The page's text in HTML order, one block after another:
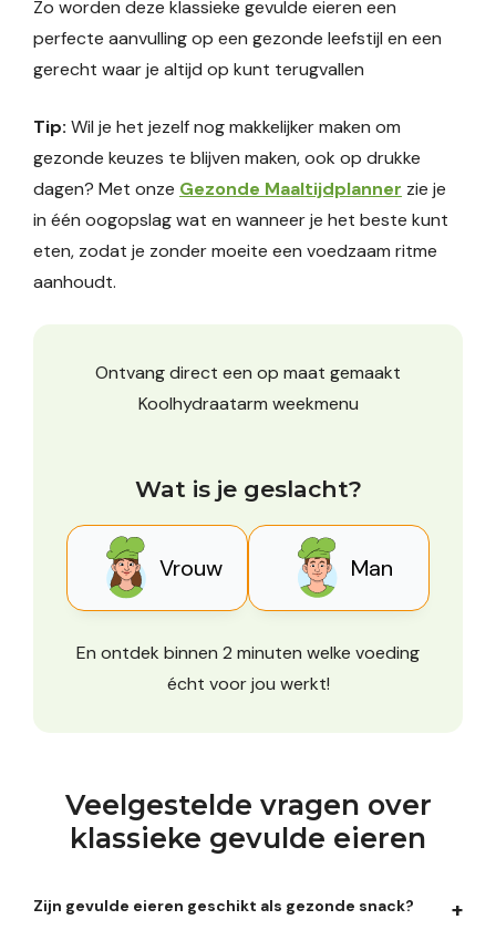
Zo worden deze klassieke gevulde eieren een
perfecte aanvulling op een gezonde leefstijl en een
gerecht waar je altijd op kunt terugvallen
Tip: Wil je het jezelf nog makkelijker maken om
gezonde keuzes te blijven maken, ook op drukke
dagen? Met onze Gezonde Maaltijdplanner zie je
in één oogopslag wat en wanneer je het beste kunt
eten, zodat je zonder moeite een voedzaam ritme
aanhoudt.
Ontvang direct een op maat gemaakt
Koolhydraatarm weekmenu
Wat is je geslacht?
Vrouw Man
En ontdek binnen 2 minuten welke voeding
écht voor jou werkt!
Veelgestelde vragen over
klassieke gevulde eieren
Zijn gevulde eieren geschikt als gezonde snack?